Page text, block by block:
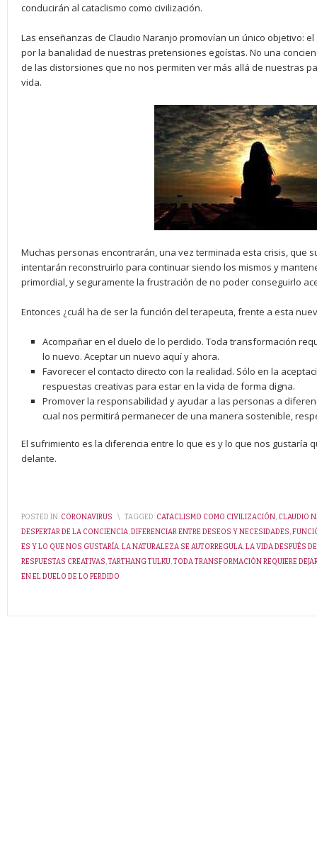
conducirán al cataclismo como civilización.
Las enseñanzas de Claudio Naranjo promovían un único objetivo:
por la banalidad de nuestras pretensiones egoístas. No una
de las distorsiones que no nos permiten ver más allá de nuestras
vida.
Muchas personas encontrarán, una vez terminada esta crisis, que
intentarán reconstruirlo para continuar siendo los mismos y
primordial, y seguramente la frustración de no poder conseguirlo
Entonces ¿cuál ha de ser la función del terapeuta, frente a esta
Acompañar en el duelo de lo perdido. Toda transformación
lo nuevo. Aceptar un nuevo aquí y ahora.
Favorecer el contacto directo con la realidad. Sólo en la
respuestas creativas para estar en la vida de forma digna.
Promover la responsabilidad y ayudar a las personas a
cual nos permitirá permanecer de una manera sostenible,
El sufrimiento es la diferencia entre lo que es y lo que nos gustaría
delante.
POSTED IN: CORONAVIRUS \ TAGGED: CATACLISMO COMO CIVILIZACIÓN, CLAUDIO
DESPERTAR DE LA CONCIENCIA,DIFERENCIAR ENTRE DESEOS Y NECESIDADES,
ES Y LO QUE NOS GUSTARÍA,LA NATURALEZA SE AUTORREGULA,LA VIDA DESPUÉS
RESPUESTAS CREATIVAS,TARTHANG TULKU,TODA TRANSFORMACIÓN REQUIERE
EN EL DUELO DE LO PERDIDO